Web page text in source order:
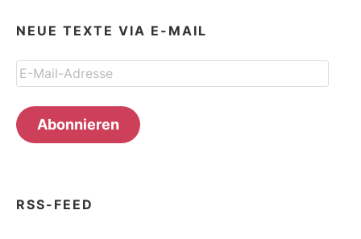
NEUE TEXTE VIA E-MAIL
E-
Mail-
Adresse
Abonnieren
RSS-FEED